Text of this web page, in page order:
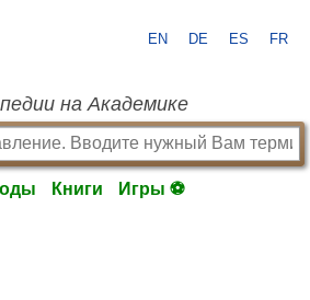
EN DE ES FR
на Академике
Книги Игры ⚽